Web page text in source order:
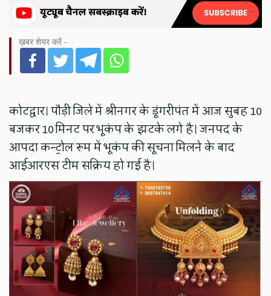
ख़बर शेयर करें -
कोटद्वार। पौड़ी जिले में श्रीनगर के डूंगरीपंत में आज सुबह 10
बजकर 10 मिनट पर भूकंप के झटके लगे है। जनपद के
आपदा कन्ट्रोल रूम में भूकंप की सूचना मिलने के बाद
आईआरएस टीम सक्रिय हो गई है।